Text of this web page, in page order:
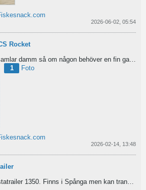
2026-06-02, 05:54
Rocket
1
Foto
2026-02-14, 13:48
Suttit på en Bålstatrailer 1350. Finns i Spånga men kan transporteras mot Linköping. 500kr